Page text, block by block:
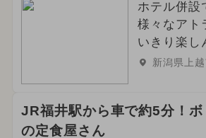
ホテル併設
様々なアト
いきり楽し
新潟県上
JR福井駅から車で約5分！
の定食屋さん